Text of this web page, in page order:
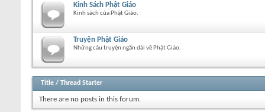
Kinh Sách Phật Giáo
Kinh sách của Phật Giáo.
Truyện Phật Giáo
Những câu truyện ngắn dài về Phật Giáo.
Title / Thread Starter
There are no posts in this forum.